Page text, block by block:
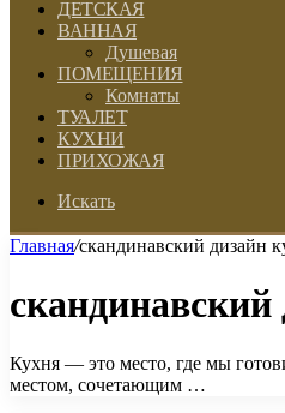
ДЕТСКАЯ
ВАННАЯ
Душевая
ПОМЕЩЕНИЯ
Комнаты
ТУАЛЕТ
КУХНИ
ПРИХОЖАЯ
Искать
Главная/скандинавский дизайн
скандинавский
Кухня — это место, где мы
местом, сочетающим …